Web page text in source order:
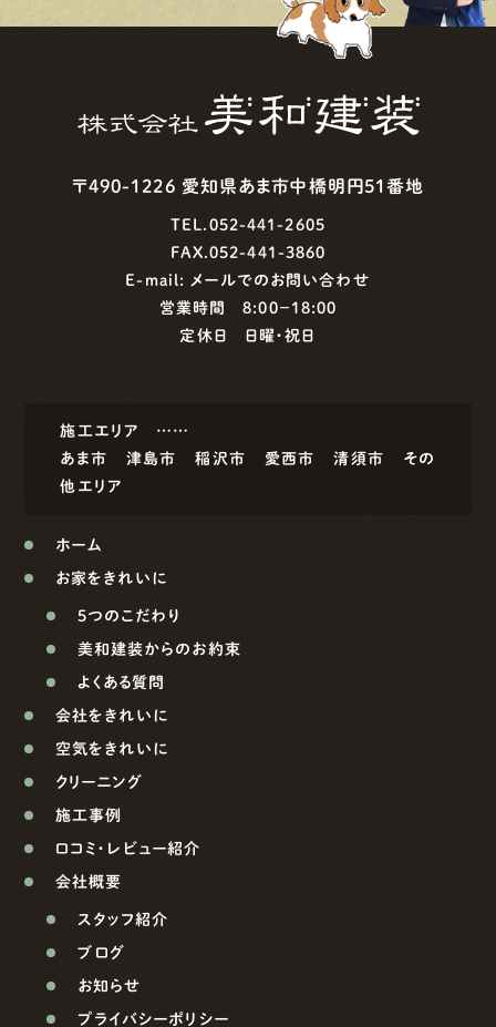
〒490-1226 愛知県あま市中橋明円51番地
TEL.052-441-2605
FAX.052-441-3860
E-mail: メールでのお問い合わせ
営業時間 8:00−18:00
定休日 日曜・祝日
施工エリア ……
あま市
津島市 稲沢市 愛西市 清須市
その
他エリア
ホーム
お家をきれいに
5つのこだわり
美和建装からのお約束
よくある質問
会社をきれいに
空気をきれいに
クリーニング
施工事例
口コミ・レビュー紹介
会社概要
スタッフ紹介
ブログ
お知らせ
プライバシーポリシー